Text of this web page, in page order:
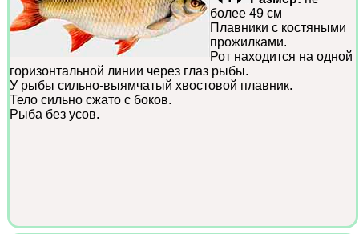
более 49 см
Плавники с костяными
прожилками.
Рот находится на одной
горизонтальной линии через глаз рыбы.
У рыбы сильно-выямчатый хвостовой плавник.
Тело сильно сжато с боков.
Рыба без усов.